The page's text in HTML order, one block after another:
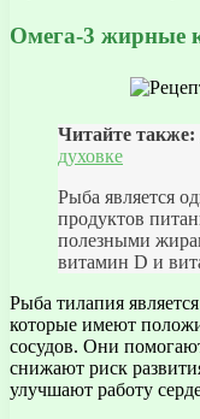
Омега-3 жирные
Читайте также:
духовке
Рыба является
продуктов
полезными
витамин D и
Рыба тилапия
которые имеют
сосудов. Они
снижают риск
улучшают работу